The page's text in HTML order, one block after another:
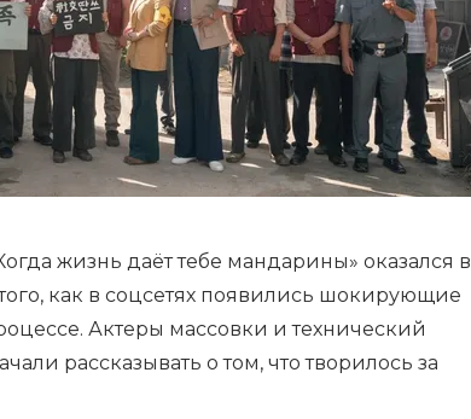
жизнь даёт тебе мандарины» оказался в
как в соцсетях появились шокирующие
Актеры массовки и технический
рассказывать о том, что творилось за